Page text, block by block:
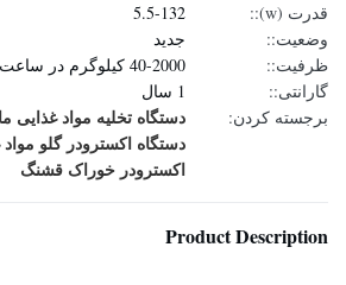
قدرت (w)::
5.5-132
وضعیت::
جدید
ظرفیت::
40-2000 کیلوگرم در ساعت
گارانتی::
1 سال
برجسته کردن:
دستگاه تخلیه مواد غذایی
دستگاه اکسترودر گلو
اکسترودر خوراک قشنگ
Product Description